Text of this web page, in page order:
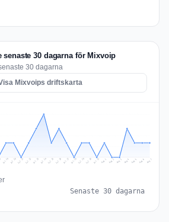
senaste 30 dagarna för Mixvoip
30 dagarna
Mixvoips driftskarta
Jul 19 Jul 20 Jul 21 Jul 22 Jul 23 Jul 24 Jul 25 Jul 26 Jul 27 Jul 28 Jul 29 Jul 30 Jul 31 Aug 1 Aug 2 Aug 3 Aug 4 Aug 5 Aug 6 Aug 7
Senaste 30 dagarna